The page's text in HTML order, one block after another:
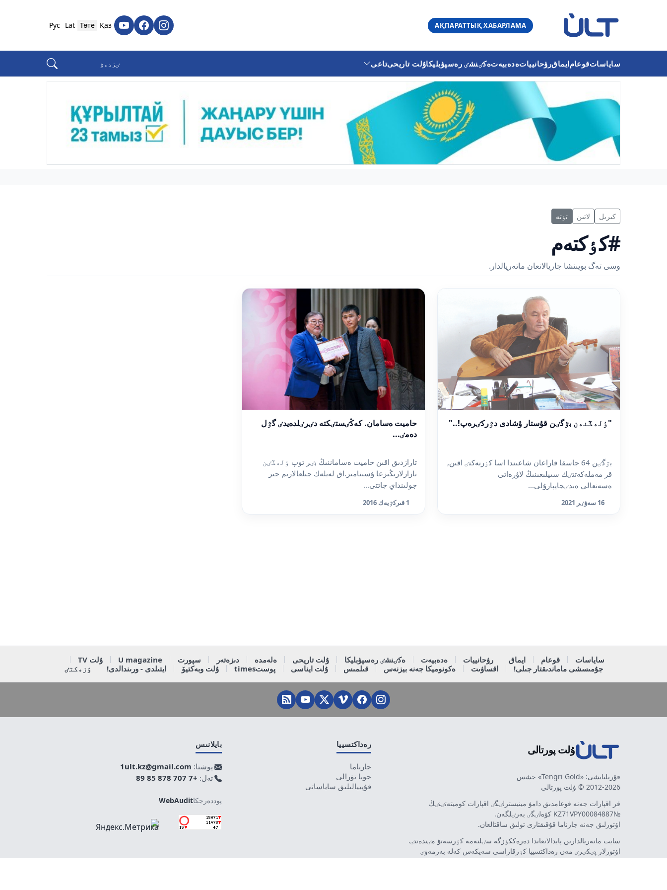
АҚПАРАТТЫҚ ХАБАРЛАМА
Қаз
Төте
Lat
Рус
ساياساتقوعامايماقرۋحانيياتەدەبيەتەكٸنشٸ رەسپۋبليكاۇلت تاريحىتاعى
كىرىل لاتىن تٶتە
#كٶكتەم
وسى تەگ بويىنشا جاريالانعان ماتەريالدار.
"ٶلەڭنەن بٷگٸن قۇستار ۇشادى دٷركٸرەپ!.."
بٷگٸن 64 جاسقا قاراعان شاعىندا اسا كٶرنەكتٸ اقىن,
قر مەملەكەتتٸك سىيلىعىنىڭ لاۋرەاتى
ەسەنعالي ەبدٸجاپپارۇلى...
16 سەۋٸر 2021
حاميت ەسامان. كەڭٸستٸكتە دٸرٸلدەيدٸ گٷل
دەمٸ...
تارازدىق اقىن حاميت ەساماننىڭ بٸر توپ ٶلەڭٸن
نازارلارىڭىزعا ۇسىنامىز.اق لەيلەك جىلعالارىم جىر
جولىنداي جاتتى...
1 قىركٷيەك 2016
ساياسات قوعام ايماق رۋحانييات ەدەبيەت ەكٸنشٸ رەسپۋبليكا ۇلت تاريحى ەلەمدە دىزەتەر سپورت U magazine
ۇلت TV
جۇمىسشى ماماندىقتار جىلى!
اقساۋىت ەكونوميكا جەنە بيزنەس قىلمىس ۇلت ايناسى پوستtimes ۇلت وبەكتيۆ ايتىلدى - ورىندالدى! ٶزەكتٸ
ۇلت پورتالى
قۇرىلتايشى: «Tengri Gold» جشس
2012-2026 © ۇلت پورتالى
قر اقپارات جەنە قوعامدىق دامۋ مينيسترلٸگٸ اقپارات كوميتەتٸنٸڭ
№KZ71VPY00084887 كۋەلٸگٸ بەرٸلگەن.
اۆتورلىق جەنە جارناما قۇقىقتارى تولىق ساقتالعان.
سايت ماتەريالدارىن پايدالانعاندا دەرەككٶزگە سٸلتەمە كٶرسەتۋ مٸندەتتٸ.
اۆتورلار پٸكٸرٸ مەن رەداكتسييا كٶزقاراسى سەيكەس كەلە بەرمەۋٸ
مٷمكٸن. جارناما مەن حابارلاندىرۋلاردىڭ مازمۇنىنا جارناما بەرۋشٸ جاۋاپتى.
رەداكتسييا
جارناما
جوبا تۋرالى
قۇپييالىلىق ساياساتى
بايلانىس
پوشتا: 1ult.kz@gmail.com
تەل: +7 707 878 85 89
پوددەرجكاWebAudit